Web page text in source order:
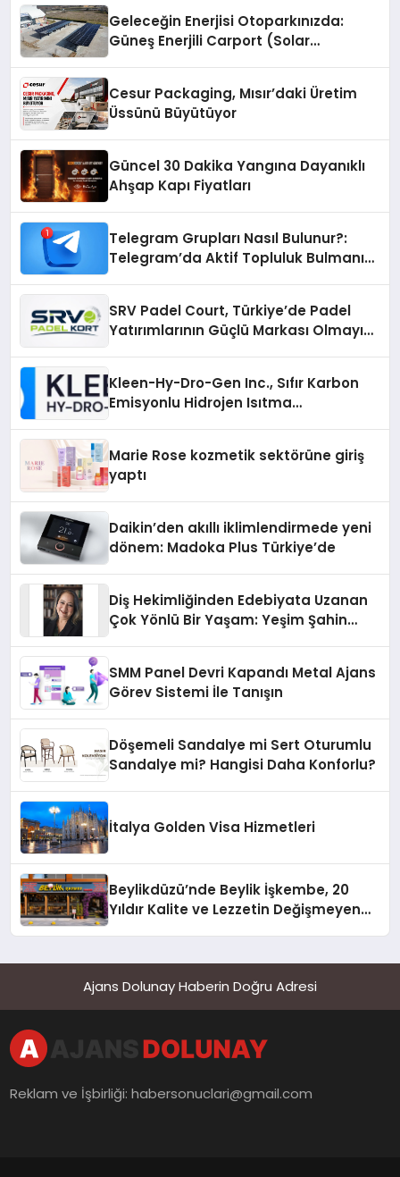
Geleceğin Enerjisi Otoparkınızda:
Güneş Enerjili Carport (Solar
Cesur Packaging, Mısır’daki Üretim
Üssünü Büyütüyor
Güncel 30 Dakika Yangına Dayanıklı
Ahşap Kapı Fiyatları
Telegram Grupları Nasıl Bulunur?:
Telegram’da Aktif Topluluk Bulmanın
SRV Padel Court, Türkiye’de Padel
Yatırımlarının Güçlü Markası Olmayı
Kleen-Hy-Dro-Gen Inc., Sıfır Karbon
Emisyonlu Hidrojen Isıtma
Marie Rose kozmetik sektörüne giriş
yaptı
Daikin’den akıllı iklimlendirmede yeni
dönem: Madoka Plus Türkiye’de
Diş Hekimliğinden Edebiyata Uzanan
Çok Yönlü Bir Yaşam: Yeşim Şahin
SMM Panel Devri Kapandı Metal Ajans
Görev Sistemi İle Tanışın
Döşemeli Sandalye mi Sert Oturumlu
Sandalye mi? Hangisi Daha Konforlu?
İtalya Golden Visa Hizmetleri
Beylikdüzü’nde Beylik İşkembe, 20
Yıldır Kalite ve Lezzetin Değişmeyen
Ajans Dolunay Haberin Doğru Adresi
Reklam ve İşbirliği:habersonuclari@gmail.com